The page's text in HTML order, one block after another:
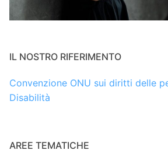
IL NOSTRO RIFERIMENTO
Convenzione ONU sui diritti delle
Disabilità
AREE TEMATICHE